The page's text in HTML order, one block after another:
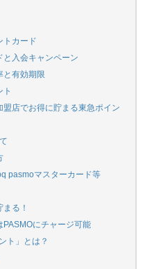
トカード
と入会キャンペーン
と有効期限
ト
盟店でお得に貯まる東急ポイン
pasmoマスターカード等
る！
PASMOにチャージ可能
ト」とは？